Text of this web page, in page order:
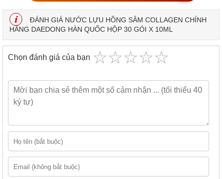
ĐÁNH GIÁ NƯỚC LỰU HỒNG SÂM COLLAGEN CHÍNH
HÃNG DAEDONG HÀN QUỐC HỘP 30 GÓI X 10ML
Chọn đánh giá của bạn ☆☆☆☆☆
★★★★★